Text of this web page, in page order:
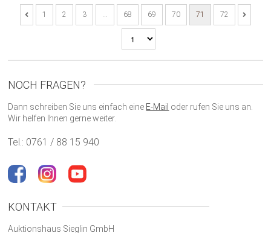
1 2 3 … 68 69 70 71 72
NOCH FRAGEN?
Dann schreiben Sie uns einfach eine E-Mail oder rufen Sie uns an.
Wir helfen Ihnen gerne weiter.
Tel.: 0761 / 88 15 940
KONTAKT
Auktionshaus Sieglin GmbH